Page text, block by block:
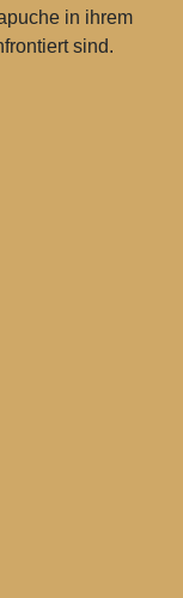
in ihrem
sind.